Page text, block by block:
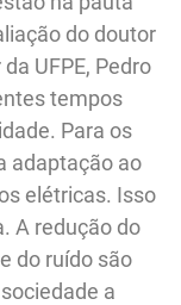
do doutor
UFPE, Pedro
tempos
Para os
adaptação ao
elétricas. Isso
A redução do
do ruído são
a